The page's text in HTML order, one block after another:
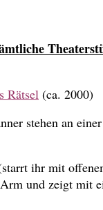
Rätsel (ca. 2000)
stehen an
ihr mit
und zeigt mit